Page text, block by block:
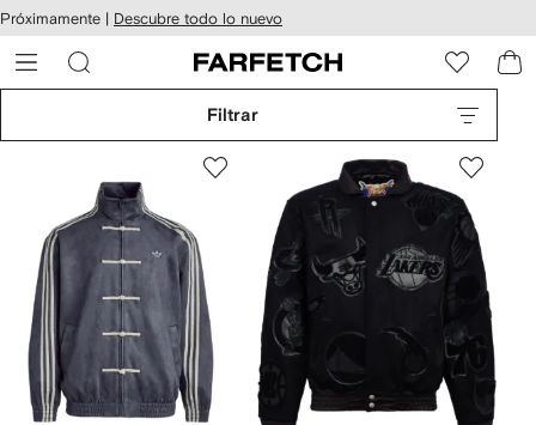
al
Próximamente | Descubre todo lo nuevo
Filtrar